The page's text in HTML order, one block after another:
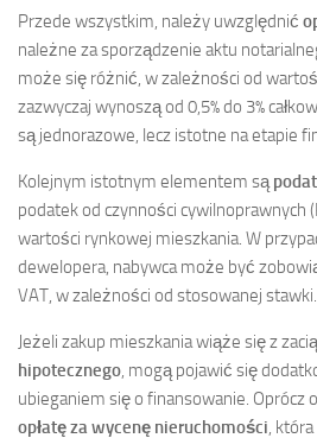
Przede wszystkim, należy uwzględnić
należne za sporządzenie aktu
może się różnić, w zależności od
zazwyczaj wynoszą od 0,5% do 3%
są jednorazowe, lecz istotne na etapie
Kolejnym istotnym elementem są
podatek od czynności cywilnoprawnych
wartości rynkowej mieszkania. W
dewelopera, nabywca może być
VAT, w zależności od stosowanej stawki.
Jeżeli zakup mieszkania wiąże się z
hipotecznego, mogą pojawić się
ubieganiem się o finansowanie. Oprócz
opłatę za wycenę nieruchomości,